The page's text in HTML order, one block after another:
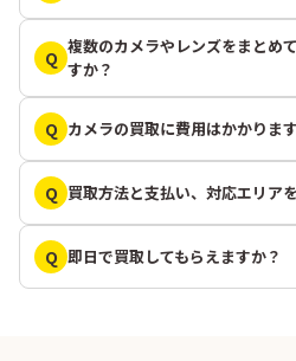
Q
複数のカメラやレンズをまとめ
すか？
Q カメラの買取に費用はかかりま
Q 買取方法と支払い、対応エリア
Q 即日で買取してもらえますか？